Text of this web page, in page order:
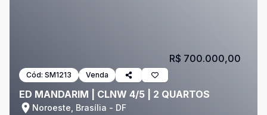
Cód: SM1213 Venda
ED MANDARIM | CLNW 4/5 | 2 QUARTOS
Noroeste, Brasília - DF
R$ 700.000,00